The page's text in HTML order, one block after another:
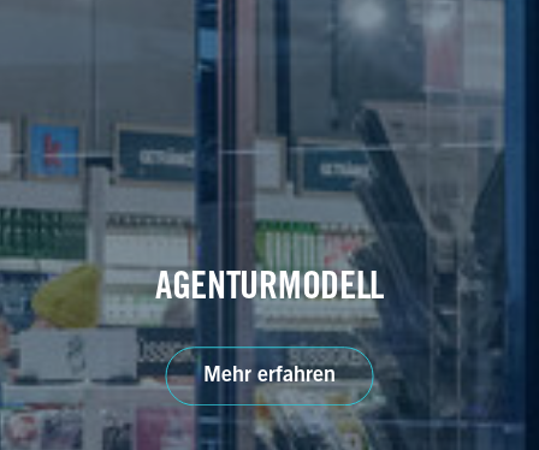
AGENTURMODELL
Mehr erfahren